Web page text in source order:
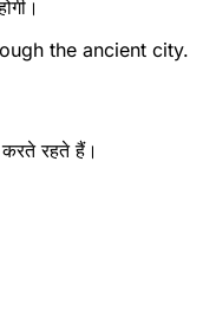
the ancient city.
रहते हैं।